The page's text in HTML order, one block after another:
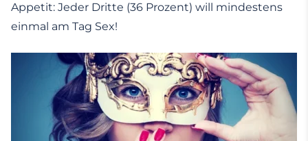
Appetit: Jeder Dritte (36 Prozent) will mindestens
einmal am Tag Sex!